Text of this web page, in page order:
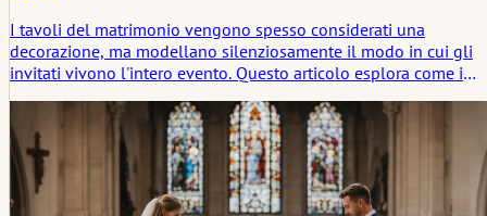
I tavoli del matrimonio vengono spesso considerati una
decorazione, ma modellano silenziosamente il modo in cui gli
invitati vivono l'intero evento. Questo articolo esplora come i
prima e dopo i momenti chiave.